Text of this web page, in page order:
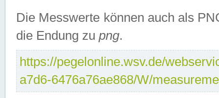
Die Messwerte können auch als
die Endung zu png.
https://pegelonline.wsv.de/
a7d6-6476a76ae868/W/